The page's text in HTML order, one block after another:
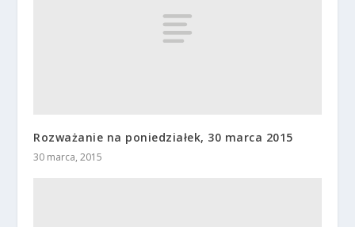
Rozważanie na poniedziałek, 30 marca 2015
30 marca, 2015